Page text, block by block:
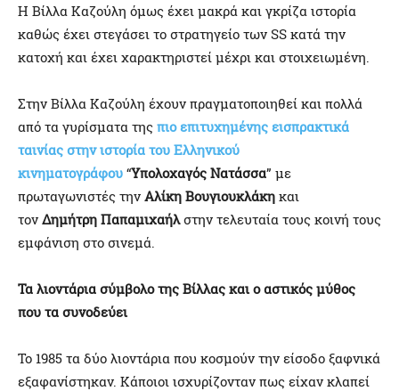
Η Βίλλα Καζούλη όμως έχει μακρά και γκρίζα ιστορία
καθώς έχει στεγάσει το στρατηγείο των SS κατά την
κατοχή και έχει χαρακτηριστεί μέχρι και στοιχειωμένη.
Στην Βίλλα Καζούλη έχουν πραγματοποιηθεί και πολλά
από τα γυρίσματα της πιο επιτυχημένης εισπρακτικά
ταινίας στην ιστορία του Ελληνικού
κινηματογράφου “Υπολοχαγός Νατάσσα” με
πρωταγωνιστές την Αλίκη Βουγιουκλάκη και
τον Δημήτρη Παπαμιχαήλστην τελευταία τους κοινή τους
εμφάνιση στο σινεμά.
Τα λιοντάρια σύμβολο της Βίλλας και ο αστικός μύθος
που τα συνοδεύει
Το 1985 τα δύο λιοντάρια που κοσμούν την είσοδο ξαφνικά
εξαφανίστηκαν. Κάποιοι ισχυρίζονταν πως είχαν κλαπεί